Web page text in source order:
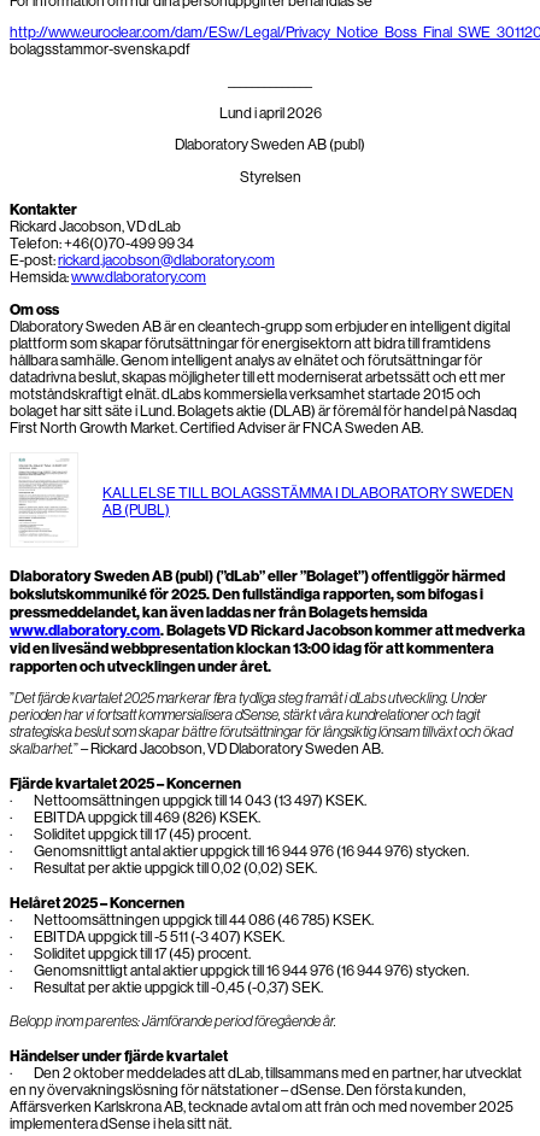
http://www.euroclear.com/dam/ESw/Legal/
bolagsstammor-svenska.pdf
Lund i april 2026
Dlaboratory Sweden AB (publ)
Styrelsen
Kontakter
Rickard Jacobson, VD dLab
Telefon: +46(0)70-499 99 34
E-post:rickard.jacobson@dlaboratory.com
Hemsida:www.dlaboratory.com
Om oss
Dlaboratory Sweden AB är en cleantech-grupp som erbjuder en intelligent digital
plattform som skapar förutsättningar för energisektorn att bidra till framtidens
hållbara samhälle. Genom intelligent analys av elnätet och förutsättningar för
datadrivna beslut, skapas möjligheter till ett moderniserat arbetssätt och ett mer
motståndskraftigt elnät. dLabs kommersiella verksamhet startade 2015 och
bolaget har sitt säte i Lund. Bolagets aktie (DLAB) är föremål för handel på Nasdaq
First North Growth Market. Certified Adviser är FNCA Sweden AB.
KALLELSE TILL BOLAGSSTÄMMA I DLABORATORY SWEDEN
AB (PUBL)
Dlaboratory Sweden AB (publ) (”dLab” eller ”Bolaget”) offentliggör härmed
bokslutskommuniké för 2025. Den fullständiga rapporten, som bifogas i
pressmeddelandet, kan även laddas ner från Bolagets hemsida
www.dlaboratory.com. Bolagets VD Rickard Jacobson kommer att medverka
vid en livesänd webbpresentation klockan 13:00 idag för att kommentera
rapporten och utvecklingen under året.
”Det fjärde kvartalet 2025 markerar flera tydliga steg framåt i dLabs utveckling. Under
perioden har vi fortsatt kommersialisera dSense, stärkt våra kundrelationer och tagit
strategiska beslut som skapar bättre förutsättningar för långsiktig lönsam tillväxt och ökad
skalbarhet.” – Rickard Jacobson, VD Dlaboratory Sweden AB.
Fjärde kvartalet 2025 – Koncernen
· Nettoomsättningen uppgick till 14 043 (13 497) KSEK.
· EBITDA uppgick till 469 (826) KSEK.
· Soliditet uppgick till 17 (45) procent.
· Genomsnittligt antal aktier uppgick till 16 944 976 (16 944 976) stycken.
· Resultat per aktie uppgick till 0,02 (0,02) SEK.
Helåret 2025 – Koncernen
· Nettoomsättningen uppgick till 44 086 (46 785) KSEK.
· EBITDA uppgick till -5 511 (-3 407) KSEK.
· Soliditet uppgick till 17 (45) procent.
· Genomsnittligt antal aktier uppgick till 16 944 976 (16 944 976) stycken.
· Resultat per aktie uppgick till -0,45 (-0,37) SEK.
Belopp inom parentes: Jämförande period föregående år.
Händelser under fjärde kvartalet
· Den 2 oktober meddelades att dLab, tillsammans med en partner, har utvecklat
en ny övervakningslösning för nätstationer – dSense. Den första kunden,
Affärsverken Karlskrona AB, tecknade avtal om att från och med november 2025
implementera dSense i hela sitt nät.